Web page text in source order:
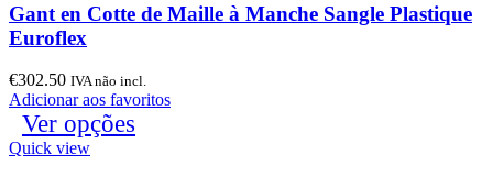
Gant en Cotte de Maille à Manche Sangle Plastique
Euroflex
€302.50 IVA não incl.
Adicionar aos favoritos
Ver opções
Quick view